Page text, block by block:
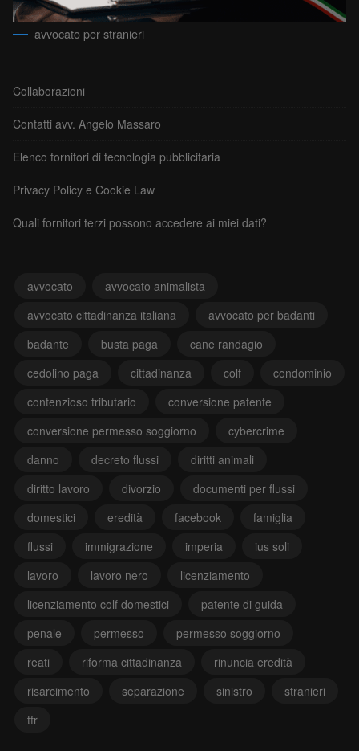
avvocato per stranieri
Collaborazioni
Contatti avv. Angelo Massaro
Elenco fornitori di tecnologia pubblicitaria
Privacy Policy e Cookie Law
Quali fornitori terzi possono accedere ai miei dati?
avvocato
avvocato animalista
avvocato cittadinanza italiana
avvocato per badanti
badante
busta paga
cane randagio
cedolino paga
cittadinanza colf
condominio
contenzioso tributario
conversione patente
conversione permesso soggiorno
cybercrime
danno
decreto flussi
diritti animali
diritto lavoro
divorzio
documenti per flussi
domestici
eredità facebook
famiglia
flussi
immigrazione imperia
ius soli
lavoro
lavoro nero
licenziamento
licenziamento colf domestici
patente di guida
penale
permesso
permesso soggiorno
reati
riforma cittadinanza
rinuncia eredità
risarcimento
separazione sinistro
stranieri
tfr